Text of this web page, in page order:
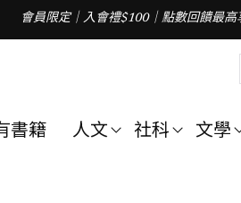
會員限定｜入會禮$100｜點數回饋最
書籍 人文 社科 文學